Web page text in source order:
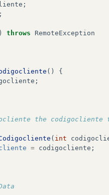
;
;
throws
RemoteException
()
{
;
the codigocliente
( int
= codigocliente ;